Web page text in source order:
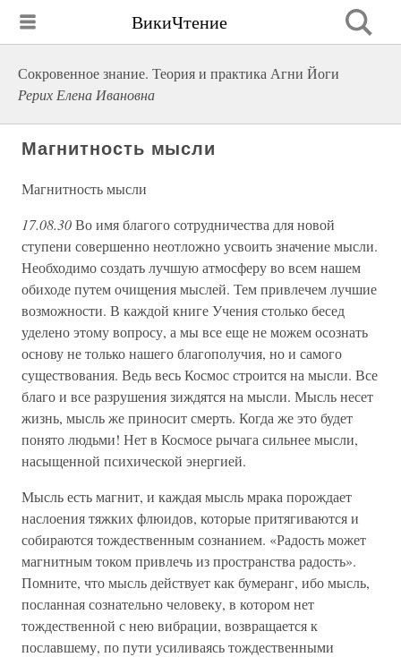
ВикиЧтение
Сокровенное знание. Теория и практика Агни Йоги
Рерих Елена Ивановна
Магнитность мысли
Магнитность мысли
17.08.30Во имя благого сотрудничества для новой
ступени совершенно неотложно усвоить значение мысли.
Необходимо создать лучшую атмосферу во всем нашем
обиходе путем очищения мыслей. Тем привлечем лучшие
возможности. В каждой книге Учения столько бесед
уделено этому вопросу, а мы все еще не можем осознать
основу не только нашего благополучия, но и самого
существования. Ведь весь Космос строится на мысли. Все
благо и все разрушения зиждятся на мысли. Мысль несет
жизнь, мысль же приносит смерть. Когда же это будет
понято людьми! Нет в Космосе рычага сильнее мысли,
насыщенной психической энергией.
Мысль есть магнит, и каждая мысль мрака порождает
наслоения тяжких флюидов, которые притягиваются и
собираются тождественным сознанием. «Радость может
магнитным током привлечь из пространства радость».
Помните, что мысль действует как бумеранг, ибо мысль,
посланная сознательно человеку, в котором нет
тождественной с нею вибрации, возвращается к
пославшему, по пути усиливаясь тождественными